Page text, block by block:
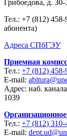
Грибоедова, д.
Тел.: +7 (812) 458-
абонента)
Адреса СПбГЭУ
Приемная
Тел.: +7 (812) 458-
E-mail:
Адрес: наб.
1039
Тел.: +7 (812) 310-
E-mail: